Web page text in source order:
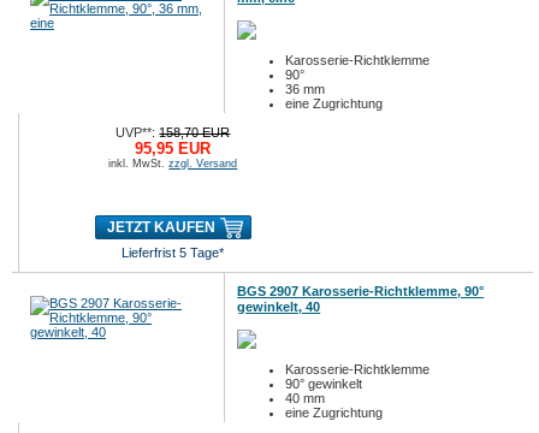
Karosserie-Richtklemme
90°
36 mm
eine Zugrichtung
UVP**:158,70 EUR
95,95 EUR
inkl. MwSt.zzgl. Versand
JETZT KAUFEN
Lieferfrist 5 Tage*
BGS 2907 Karosserie-Richtklemme, 90°
gewinkelt, 40
Karosserie-Richtklemme
90° gewinkelt
40 mm
eine Zugrichtung